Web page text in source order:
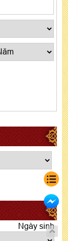
Ngày sinh